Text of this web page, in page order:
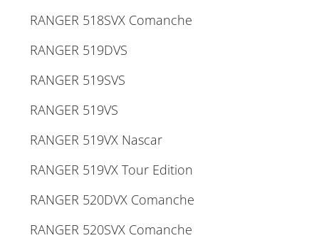
RANGER 518SVX Comanche
RANGER 519DVS
RANGER 519SVS
RANGER 519VS
RANGER 519VX Nascar
RANGER 519VX Tour Edition
RANGER 520DVX Comanche
RANGER 520SVX Comanche